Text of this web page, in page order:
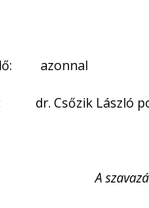
azonnal
dr. Csőzik László
A